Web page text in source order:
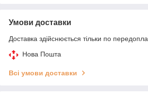
Умови доставки
Доставка здійснюється тільки по
Нова Пошта
Всі умови доставки